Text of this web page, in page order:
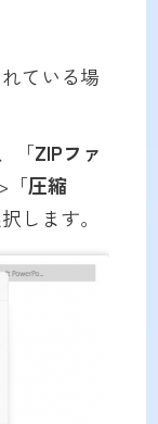
ている場
「ZIPファ
「圧縮
します。